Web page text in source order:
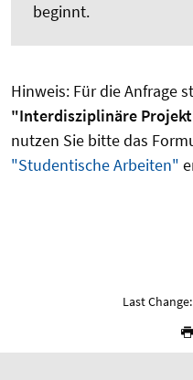
beginnt.
Hinweis: Für die Anfrage
"Interdisziplinäre
nutzen Sie bitte das
"Studentische Arbeiten"
Last